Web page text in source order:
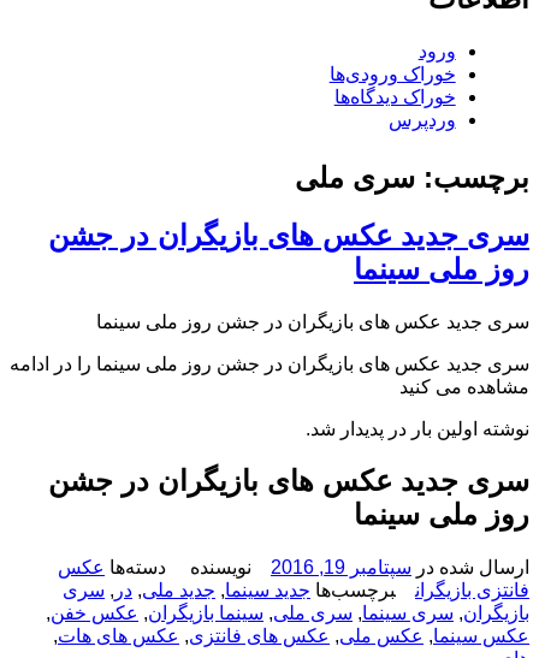
ورود
خوراک ورودی‌ها
خوراک دیدگاه‌ها
وردپرس
برچسب: سری ملی
سری جدید عکس های بازیگران در جشن
روز ملی سینما
سری جدید عکس های بازیگران در جشن روز ملی سینما
سری جدید عکس های بازیگران در جشن روز ملی سینما را در ادامه
مشاهده می کنید
نوشته اولین بار در پدیدار شد.
سری جدید عکس های بازیگران در جشن
روز ملی سینما
ارسال شده در سپتامبر 19, 2016 نویسنده دسته‌ها عکس
فانتزی بازیگران
برچسب‌ها جدید سینما, جدید ملی, در , سری
بازیگران, سری سینما, سری ملی, سینما بازیگران, عکس خفن,
عکس سینما, عکس ملی, عکس های فانتزی, عکس های هات,